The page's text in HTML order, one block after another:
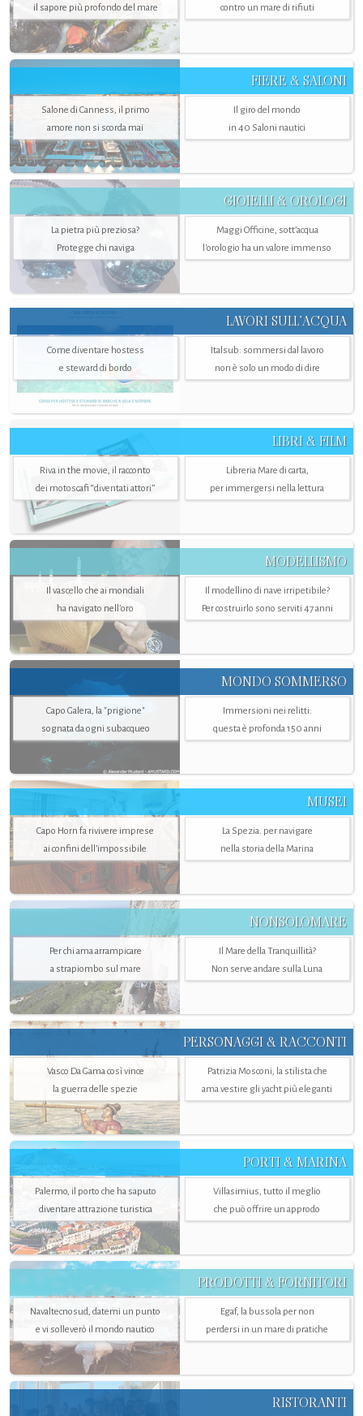
il sapore più profondo del mare
contro un mare di rifiuti
FIERE & SALONI
Salone di Canness, il primo
amore non si scorda mai
Il giro del mondo
in 40 Saloni nautici
GIOIELLI & OROLOGI
La pietra più preziosa?
Protegge chi naviga
Maggi Officine, sott’acqua
l'orologio ha un valore immenso
LAVORI SULL’ACQUA
Come diventare hostess
e steward di bordo
Italsub: sommersi dal lavoro
non è solo un modo di dire
LIBRI & FILM
Riva in the movie, il racconto
dei motoscafi “diventati attori”
Libreria Mare di carta,
per immergersi nella lettura
MODELLISMO
Il vascello che ai mondiali
ha navigato nell’oro
Il modellino di nave irripetibile?
Per costruirlo sono serviti 47 anni
MONDO SOMMERSO
Capo Galera, la "prigione"
sognata da ogni subacqueo
Immersioni nei relitti:
questa è profonda 150 anni
MUSEI
Capo Horn fa rivivere imprese
ai confini dell’impossibile
La Spezia. per navigare
nella storia della Marina
NONSOLOMARE
Per chi ama arrampicare
a strapiombo sul mare
Il Mare della Tranquillità?
Non serve andare sulla Luna
PERSONAGGI & RACCONTI
Vasco Da Gama così vince
la guerra delle spezie
Patrizia Mosconi, la stilista che
ama vestire gli yacht più eleganti
PORTI & MARINA
Palermo, il porto che ha saputo
diventare attrazione turistica
Villasimius, tutto il meglio
che può offrire un approdo
PRODOTTI & FORNITORI
Navaltecnosud, datemi un punto
e vi solleverò il mondo nautico
Egaf, la bussola per non
perdersi in un mare di pratiche
RISTORANTI